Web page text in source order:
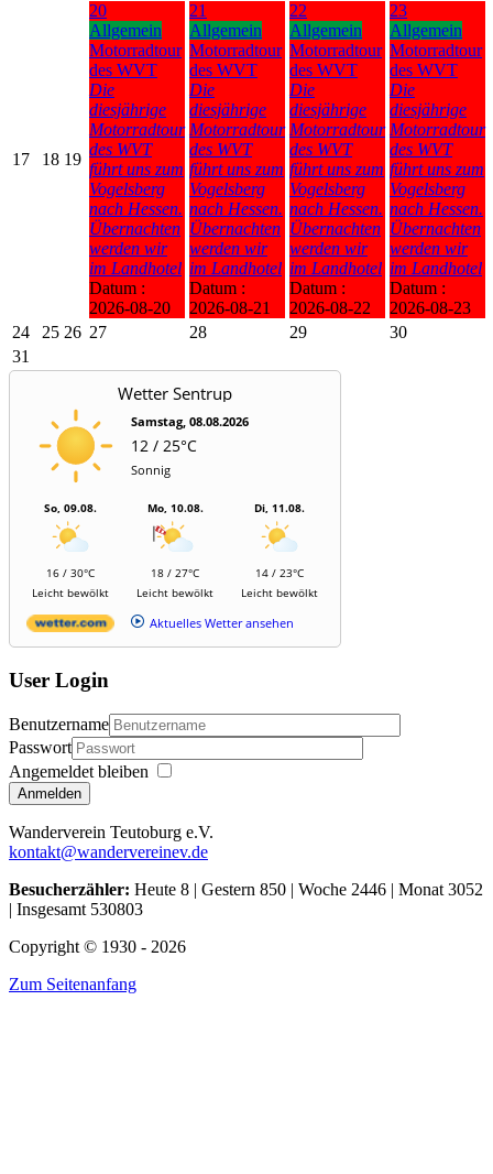
17 18 19
20
Allgemein
Motorradtour
des WVT
Die
diesjährige
Motorradtour
des WVT
führt uns zum
Vogelsberg
nach Hessen.
Übernachten
werden wir
im Landhotel
Datum :
2026-08-20
21
Allgemein
Motorradtour
des WVT
Die
diesjährige
Motorradtour
des WVT
führt uns zum
Vogelsberg
nach Hessen.
Übernachten
werden wir
im Landhotel
Datum :
2026-08-21
22
Allgemein
Motorradtour
des WVT
Die
diesjährige
Motorradtour
des WVT
führt uns zum
Vogelsberg
nach Hessen.
Übernachten
werden wir
im Landhotel
Datum :
2026-08-22
23
Allgemein
Motorradtour
des WVT
Die
diesjährige
Motorradtour
des WVT
führt uns zum
Vogelsberg
nach Hessen.
Übernachten
werden wir
im Landhotel
Datum :
2026-08-23
24
25 26 27 28 29
30
31
Wetter Sentrup
Samstag, 08.08.2026
12 / 25°C
Sonnig
So, 09.08.
16 / 30°C
Leicht bewölkt
Mo, 10.08.
18 / 27°C
Leicht bewölkt
Di, 11.08.
14 / 23°C
Leicht bewölkt
Aktuelles Wetter ansehen
User Login
Benutzername
Passwort
Angemeldet bleiben
Anmelden
Wanderverein Teutoburg e.V.
kontakt@wandervereinev.de
Besucherzähler: Heute 8 | Gestern 850 | Woche 2446 | Monat 3052
| Insgesamt 530803
Copyright © 1930 - 2026
Zum Seitenanfang